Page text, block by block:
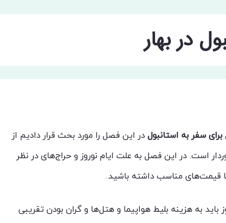
در بهار
سفر به استانبول در این فصل را مورد بحث قرار دادیم از
است. در این فصل به علت ایام نوروز و حراج‌های در نظر
قیمت‌های مناسب داشته باشید.
به هزینه بلیط هواپیما و هتل‌ها و گران بودن تقریبی